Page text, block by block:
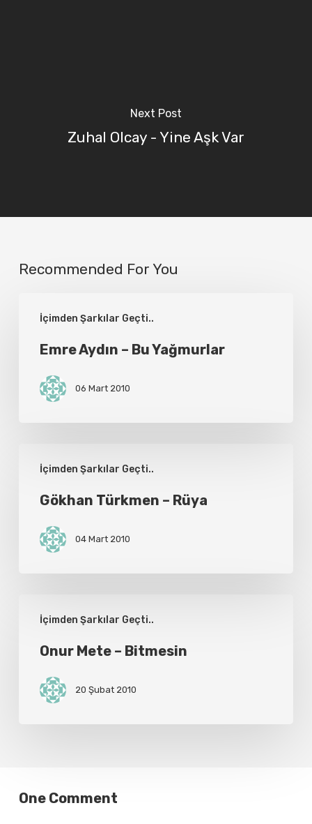
Next Post
Zuhal Olcay - Yine Aşk Var
Recommended For You
İçimden Şarkılar Geçti..
Aydın
Yağmurlar
Emre Aydın – Bu Yağmurlar
06 Mart 2010
İçimden Şarkılar Geçti..
Türkmen
Gökhan Türkmen – Rüya
04 Mart 2010
İçimden Şarkılar Geçti..
Mete
Onur Mete – Bitmesin
20 Şubat 2010
One Comment